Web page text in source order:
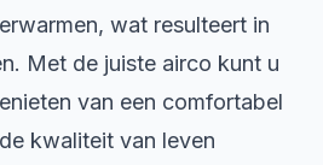
wat resulteert in
Met de juiste airco kunt u
van een comfortabel
kwaliteit van leven